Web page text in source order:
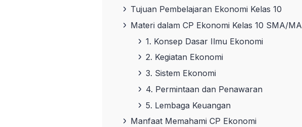
Tujuan Pembelajaran Ekonomi Kelas 10
Materi dalam CP Ekonomi Kelas 10 SMA/MA
1. Konsep Dasar Ilmu Ekonomi
2. Kegiatan Ekonomi
3. Sistem Ekonomi
4. Permintaan dan Penawaran
5. Lembaga Keuangan
Manfaat Memahami CP Ekonomi